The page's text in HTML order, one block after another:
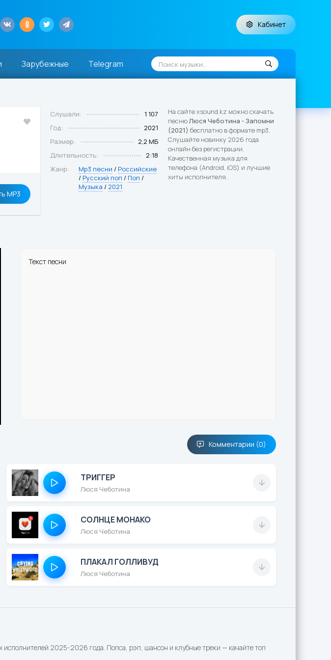
Кабинет
Зарубежные Telegram
2025-2026 года. Попса, рэп, шансон и клубные треки — качайте топ
MP3
Слушали:
1 107
Год:
2021
Размер:
2,2 МБ
Длительность:
2:18
Жанр:
Mp3 песни / Российские
/ Русский поп / Поп /
Музыка / 2021
На сайте xsound.kz можно скачать
песнюЛюся Чеботина - Запомни
(2021) бесплатно в формате mp3.
Слушайте новинку 2026 года
онлайн без регистрации.
Качественная музыка для
телефона (Android, iOS) и лучшие
хиты исполнителя.
Текст песни
Комментарии (0)
ТРИГГЕР
Люся Чеботина
СОЛНЦЕ МОНАКО
Люся Чеботина
ПЛАКАЛ ГОЛЛИВУД
Люся Чеботина